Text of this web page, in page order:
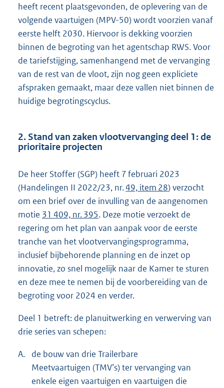
heeft recent plaatsgevonden, de oplevering van de
volgende vaartuigen (MPV-50) wordt voorzien vanaf
eerste helft 2030. Hiervoor is dekking voorzien
binnen de begroting van het agentschap RWS. Voor
de tariefstijging, samenhangend met de vervanging
van de rest van de vloot, zijn nog geen expliciete
afspraken gemaakt, maar deze vallen niet binnen de
huidige begrotingscyclus.
2. Stand van zaken vlootvervanging deel 1: de
prioritaire projecten
De heer Stoffer (SGP) heeft 7 februari 2023
(Handelingen II 2022/23, nr.49, item 28) verzocht
om een brief over de invulling van de aangenomen
motie 31 409, nr. 395. Deze motie verzoekt de
regering om het plan van aanpak voor de eerste
tranche van het vlootvervangingsprogramma,
inclusief bijbehorende planning en de inzet op
innovatie, zo snel mogelijk naar de Kamer te sturen
en deze mee te nemen bij de voorbereiding van de
begroting voor 2024 en verder.
Deel 1 betreft: de planuitwerking en verwerving van
drie series van schepen:
A.
de bouw van drie Trailerbare
Meetvaartuigen (TMV’s) ter vervanging van
enkele eigen vaartuigen en vaartuigen die